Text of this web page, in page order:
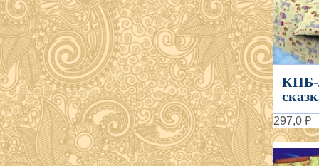
КПБ-
297,0 ₽